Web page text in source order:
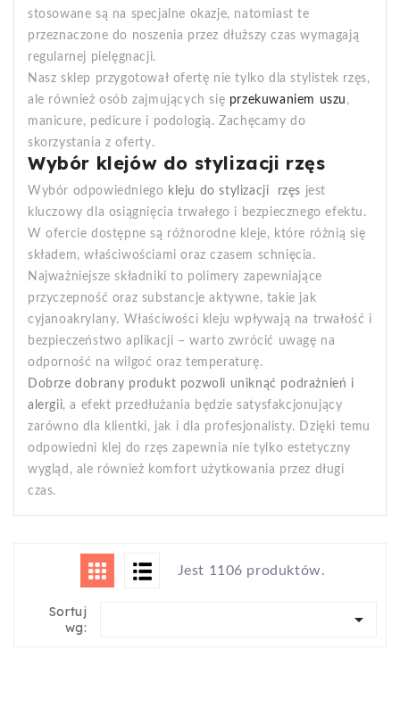
stosowane są na specjalne okazje, natomiast te
przeznaczone do noszenia przez dłuższy czas wymagają
regularnej pielęgnacji.
Nasz sklep przygotował ofertę nie tylko dla stylistek rzęs,
ale również osób zajmujących się przekuwaniem uszu ,
manicure, pedicure i podologią. Zachęcamy do
skorzystania z oferty.
Wybór klejów do stylizacji rzęs
Wybór odpowiedniego kleju do stylizacji rzęs jest
kluczowy dla osiągnięcia trwałego i bezpiecznego efektu.
W ofercie dostępne są różnorodne kleje, które różnią się
składem, właściwościami oraz czasem schnięcia.
Najważniejsze składniki to polimery zapewniające
przyczepność oraz substancje aktywne, takie jak
cyjanoakrylany. Właściwości kleju wpływają na trwałość i
bezpieczeństwo aplikacji – warto zwrócić uwagę na
odporność na wilgoć oraz temperaturę.
Dobrze dobrany produkt pozwoli uniknąć podrażnień i
alergii, a efekt przedłużania będzie satysfakcjonujący
zarówno dla klientki, jak i dla profesjonalisty. Dzięki temu
odpowiedni klej do rzęs zapewnia nie tylko estetyczny
wygląd, ale również komfort użytkowania przez długi
czas.
Jest 1106 produktów.
Sortuj
wg:
